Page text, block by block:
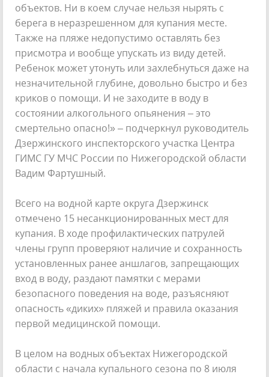
объектов. Ни в коем случае нельзя нырять с
берега в неразрешенном для купания месте.
Также на пляже недопустимо оставлять без
присмотра и вообще упускать из виду детей.
Ребенок может утонуть или захлебнуться даже на
незначительной глубине, довольно быстро и без
криков о помощи. И не заходите в воду в
состоянии алкогольного опьянения – это
смертельно опасно!» – подчеркнул руководитель
Дзержинского инспекторского участка Центра
ГИМС ГУ МЧС России по Нижегородской области
Вадим Фартушный.
Всего на водной карте округа Дзержинск
отмечено 15 несанкционированных мест для
купания. В ходе профилактических патрулей
члены групп проверяют наличие и сохранность
установленных ранее аншлагов, запрещающих
вход в воду, раздают памятки с мерами
безопасного поведения на воде, разъясняют
опасность «диких» пляжей и правила оказания
первой медицинской помощи.
В целом на водных объектах Нижегородской
области с начала купального сезона по 8 июля